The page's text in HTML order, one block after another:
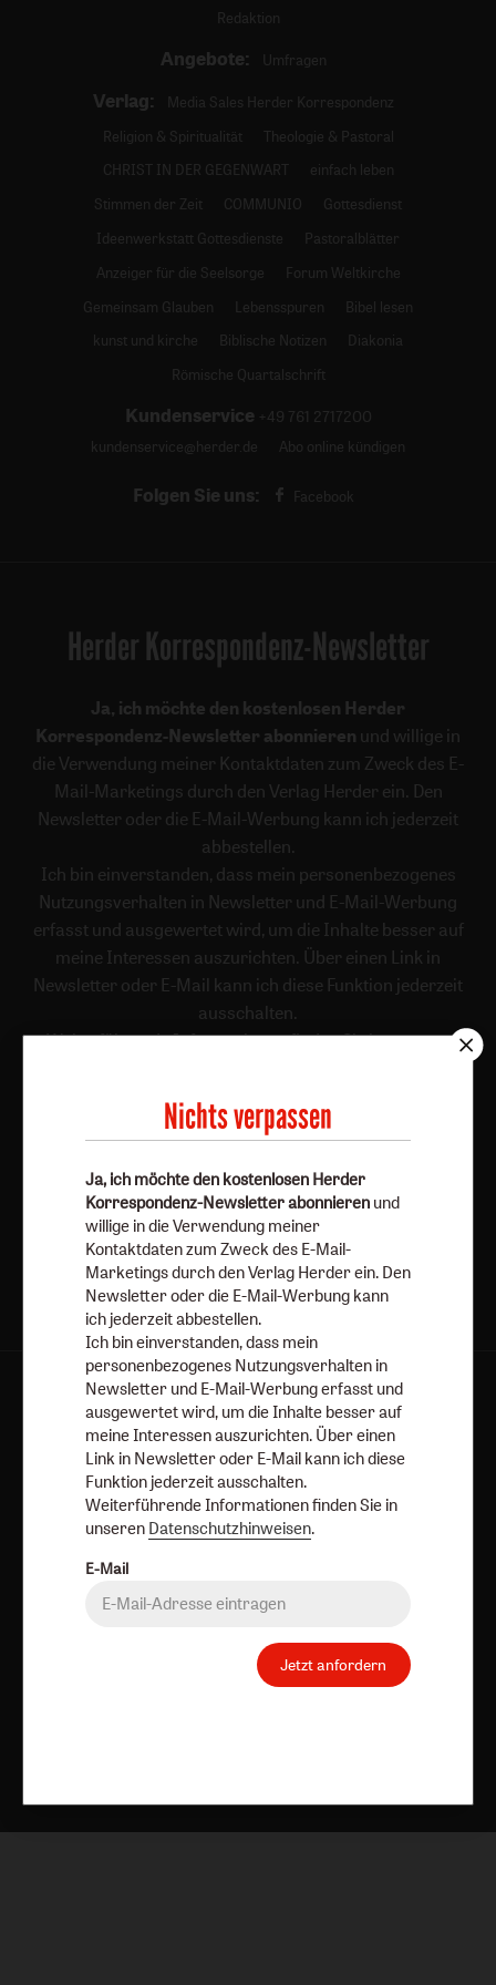
Redaktion
Angebote: Umfragen
Verlag:
Media Sales Herder Korrespondenz
Religion & Spiritualität
Theologie & Pastoral
CHRIST IN DER GEGENWART
einfach leben
Stimmen der Zeit
COMMUNIO
Gottesdienst
Ideenwerkstatt Gottesdienste
Pastoralblätter
Anzeiger für die Seelsorge
Forum Weltkirche
Gemeinsam Glauben
Lebensspuren
Bibel lesen
kunst und kirche
Biblische Notizen
Diakonia
Römische Quartalschrift
Kundenservice +49 761 2717200
kundenservice@herder.de
Abo online kündigen
Folgen Sie uns: Facebook
Herder Korrespondenz-Newsletter
Ja, ich möchte den kostenlosen Herder
Korrespondenz-Newsletter abonnieren und willige in
die Verwendung meiner Kontaktdaten zum Zweck des E-
Mail-Marketings durch den Verlag Herder ein. Den
Newsletter oder die E-Mail-Werbung kann ich jederzeit
abbestellen.
Ich bin einverstanden, dass mein personenbezogenes
Nutzungsverhalten in Newsletter und E-Mail-Werbung
erfasst und ausgewertet wird, um die Inhalte besser auf
meine Interessen auszurichten. Über einen Link in
Newsletter oder E-Mail kann ich diese Funktion jederzeit
ausschalten.
Weiterführende Informationen finden Sie in unseren
Jetzt anmelden
AGB und Widerrufsbelehrung
Datenschutz
Barrierefreiheit
Impressum
Vertrag widerrufen Abo online kündigen
Nichts verpassen
Ja, ich möchte den kostenlosen Herder
Korrespondenz-Newsletter abonnieren und
willige in die Verwendung meiner
Kontaktdaten zum Zweck des E-Mail-
Marketings durch den Verlag Herder ein. Den
Newsletter oder die E-Mail-Werbung kann
ich jederzeit abbestellen.
Ich bin einverstanden, dass mein
personenbezogenes Nutzungsverhalten in
Newsletter und E-Mail-Werbung erfasst und
ausgewertet wird, um die Inhalte besser auf
meine Interessen auszurichten. Über einen
Link in Newsletter oder E-Mail kann ich diese
Funktion jederzeit ausschalten.
Weiterführende Informationen finden Sie in
unseren Datenschutzhinweisen.
E-Mail
Jetzt anfordern